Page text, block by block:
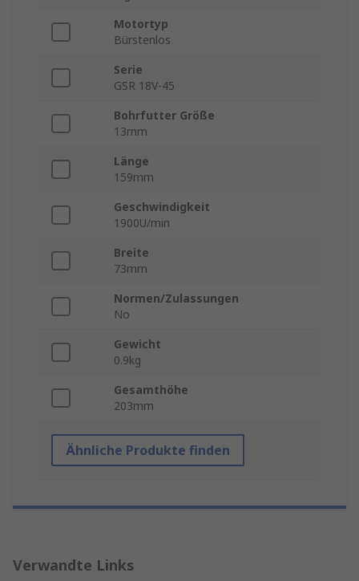
Motortyp
Bürstenlos
Serie
GSR 18V-45
Bohrfutter Größe
13mm
Länge
159mm
Geschwindigkeit
1900U/min
Breite
73mm
Normen/Zulassungen
No
Gewicht
0.9kg
Gesamthöhe
203mm
Ähnliche Produkte finden
Verwandte Links